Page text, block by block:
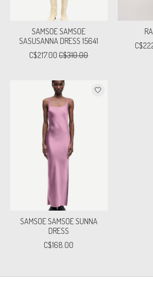
SAMSOE SAMSOE
SASUSANNA DRESS 15641
C$217.00 C$310.00
SAMSOE SAMSOE SUNNA
DRESS
C$168.00